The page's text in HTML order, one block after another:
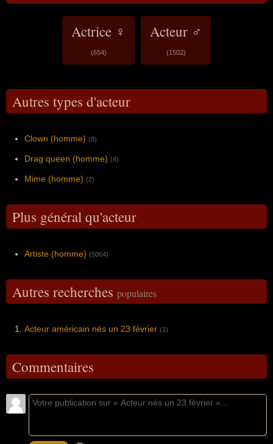
Actrice ♀
(654)
Acteur ♂
(1502)
Autres types d'acteur
Clown (homme) (8)
Drag queen (homme) (4)
Mime (homme) (2)
Plus général qu'acteur
Artiste (homme) (5064)
Autres recherches populaires
Acteur américain nés un 23 février (1)
Commentaires